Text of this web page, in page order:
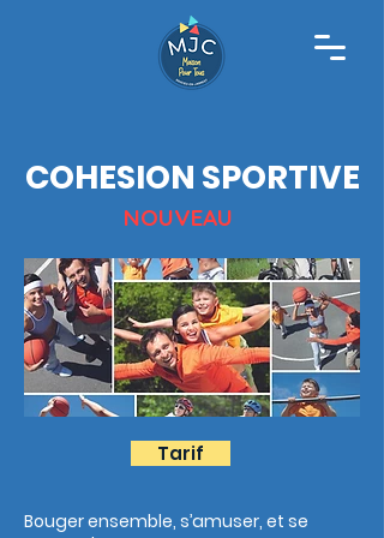
COHESION SPORTIVE
NOUVEAU
Tarif
​Bouger ensemble, s’amuser, et se